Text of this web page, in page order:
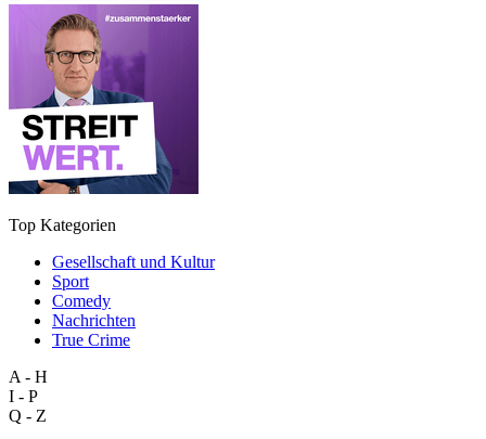
Top Kategorien
Gesellschaft und Kultur
Sport
Comedy
Nachrichten
True Crime
A - H
I - P
Q - Z